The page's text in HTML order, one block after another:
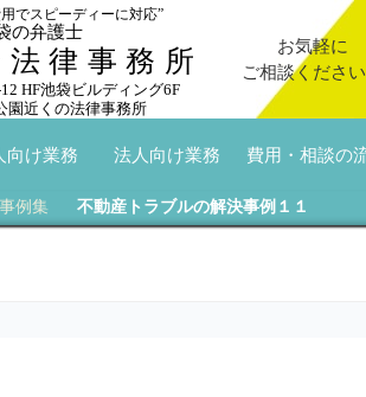
律事務所
でスピーディーに対応”
の弁護士
HF池袋ビルディング6F
園近くの法律事務所
お気軽に
ご相談ください
向け業務 法人向け業務 費用・相談の
例集 不動産トラブルの解決事例１１